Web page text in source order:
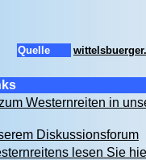
Quelle
Westernreiten in
Diskussionsforum
lesen Sie